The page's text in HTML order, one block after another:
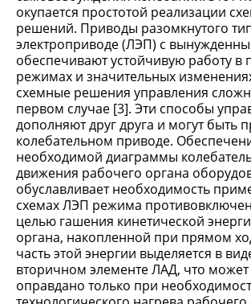
окупается простотой реализации
решений. Приводы разомкнутого
электроприводе (ЛЭП) с
обеспечивают устойчивую работу в
режимах и значительных
схемные решения управления
первом случае [3]. Эти способы
дополняют друг друга и могут быть
колебательном приводе.
необходимой диаграммы
движения рабочего органа
обуславливает необходимость
схемах ЛЭП режима
целью гашения кинетической
органа, накопленной при прямом
часть этой энергии выделяется в
вторичном элементе ЛАД, что
оправдано только при